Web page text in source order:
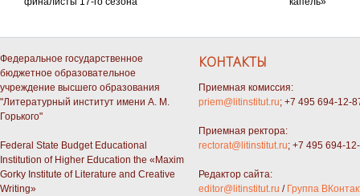
Федеральное государственное
бюджетное образовательное
учреждение высшего образования
"Литературный институт имени А. М.
Горького"
Federal State Budget Educational
Institution of Higher Education the «Maxim
Gorky Institute of Literature and Creative
Writing»
КОНТАКТЫ
Приемная комиссия:
priem@litinstitut.ru; +7 495 694-12-
Приемная ректора:
rectorat@litinstitut.ru; +7 495 694-
Редактор сайта:
editor@litinstitut.ru / Группа